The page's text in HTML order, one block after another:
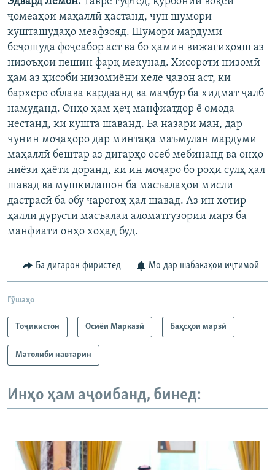
ҷомеаҳои маҳаллӣ ҳастанд, чун шумори
кушташудаҳо меафзояд. Шумори мардуми
беҷошуда фоҷеабор аст ва бо ҳамин вижагиҳояш аз
низоъҳои пешин фарқ мекунад. Хисороти низомӣ
ҳам аз ҳисоби низомиёни хеле ҷавон аст, ки
бархеро облава кардаанд ва маҷбур ба хидмат ҷалб
намуданд. Онҳо ҳам ҳеҷ манфиатдор ё омода
нестанд, ки кушта шаванд. Ба назари ман, дар
чунин моҷаҳоро дар минтақа маъмулан мардуми
маҳаллӣ бештар аз дигарҳо осеб мебинанд ва онҳо
ниёзи ҳаётӣ доранд, ки ин моҷаро бо роҳи сулҳ ҳал
шавад ва мушкилашон ба масъалаҳои мисли
дастрасӣ ба обу чарогоҳ ҳал шавад. Аз ин хотир
ҳалли дурусти масъалаи аломатгузории марз ба
манфиати онҳо хоҳад буд.
Ба дигарон фиристед Мо дар шабакаҳои иҷтимоӣ
Гӯшаҳо
Тоҷикистон Осиёи Марказӣ Баҳсҳои марзӣ
Матолиби навтарин
Инҳо ҳам аҷоибанд, бинед: